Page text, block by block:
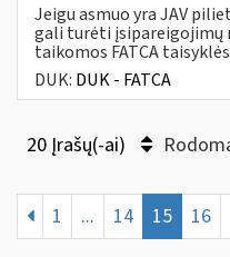
Jeigu asmuo yra JAV
gali turėti įsipareigojimų
taikomos FATCA
DUK: DUK - FATCA
20 Įrašų(-ai)
1 ... 14 15 16